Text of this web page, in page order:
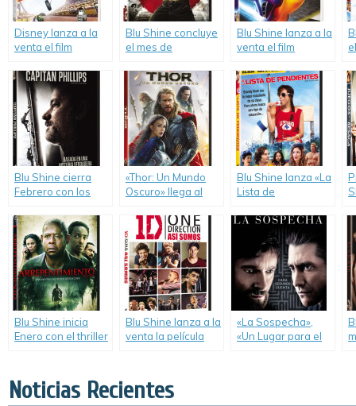
Disney lanza a la
venta el film
en DVD y Blu-ray.
Blu Shine concluye
el mes de
lanzamientos de
«Wolverine:
Inmortal»,
«Phantom» y
«Corazón de
León».
Blu Shine lanza a la
venta el film
en DVD, Blu-ray y
Blu-ray 3D.
Blu Shine cierra
Febrero con los
«Capitán Phillips»,
«El Abogado del
Crimen», «La Noche
del Demonio:
Capítulo 2» y «Un
Paraíso para los
Malditos».
«Thor: Un Mundo
Oscuro» llega al
en sus tres
versiones DVD,
Bly-ray y Blu-ray
3D.
Blu Shine lanza «La
Lista de
«Parkland», «Lluvia
de Hamburguesas
2» y «Habi, La
Extranjera».
Blu Shine inicia
Enero con el thriller
Blu Shine lanza a la
venta la película
«La Sospecha»,
«Un Lugar para el
Noticias Recientes